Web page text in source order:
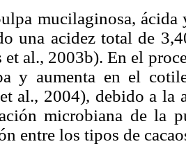
mucilaginosa, ácida
una acidez total de
et al., 2003b). En el
y aumenta en el
al., 2004), debido a la
microbiana de la
entre los tipos de